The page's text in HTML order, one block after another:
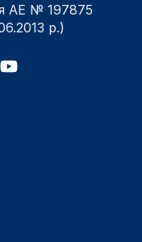
АЕ № 197875
р.)